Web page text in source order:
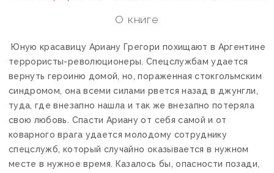
О книге
Юную красавицу Ариану Грегори похищают в Аргентине
террористы-революционеры. Спецслужбам удается
вернуть героиню домой, но, пораженная стокгольмским
синдромом, она всеми силами рвется назад в джунгли,
туда, где внезапно нашла и так же внезапно потеряла
свою любовь. Спасти Ариану от себя самой и от
коварного врага удается молодому сотруднику
спецслужб, который случайно оказывается в нужном
месте в нужное время. Казалось бы, опасности позади,